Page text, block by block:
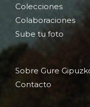
Colecciones
Colaboraciones
Sube tu foto
Sobre Gure
Contacto